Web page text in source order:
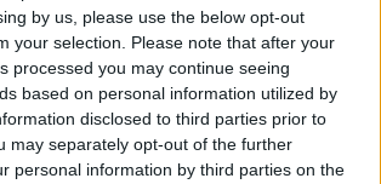
by us, please use the below opt-out
your selection. Please note that after your
processed you may continue seeing
based on personal information utilized by
disclosed to third parties prior to
may separately opt-out of the further
personal information by third parties on the